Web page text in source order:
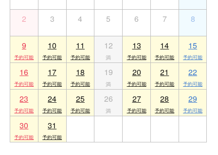
2 3 4 5 6 7 8
9 10 11 12 13 14 15
16 17 18 19 20 21 22
23 24 25 26 27 28 29
30 31